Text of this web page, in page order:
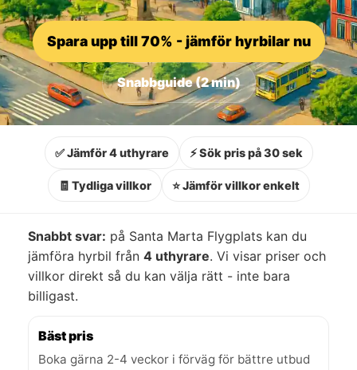
Spara upp till 70% - jämför hyrbilar nu
Snabbguide (2 min)
✅ Jämför 4 uthyrare ⚡ Sök pris på 30 sek
🧾 Tydliga villkor ⭐ Jämför villkor enkelt
Snabbt svar: på Santa Marta Flygplats kan du
jämföra hyrbil från 4 uthyrare. Vi visar priser och
villkor direkt så du kan välja rätt - inte bara
billigast.
Bäst pris
Boka gärna 2-4 veckor i förväg för bättre utbud